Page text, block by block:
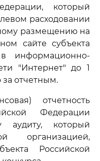
который
расходовании
размещению на
сайте субъекта
информационно-
"Интернет" до 1
за отчетным.
отчетность
Федерации
аудиту, который
организацией,
Российской